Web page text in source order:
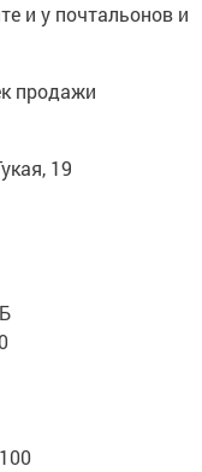
и у почтальонов и
продажи
19